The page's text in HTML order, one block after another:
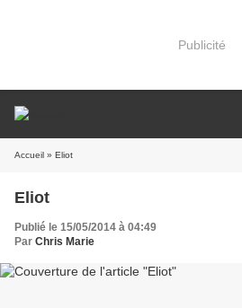
Publicité
Accueil » Eliot
Eliot
Publié le 15/05/2014 à 04:49
Par Chris Marie